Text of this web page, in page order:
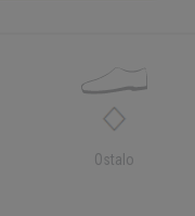
Ostalo